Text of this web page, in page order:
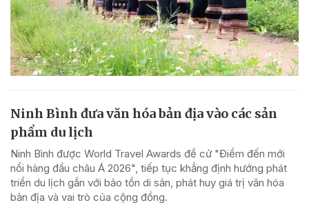
Ninh Bình đưa văn hóa bản địa vào các sản
phẩm du lịch
Ninh Bình được World Travel Awards đề cử "Điểm đến mới
nổi hàng đầu châu Á 2026", tiếp tục khẳng định hướng phát
triển du lịch gắn với bảo tồn di sản, phát huy giá trị văn hóa
bản địa và vai trò của cộng đồng.